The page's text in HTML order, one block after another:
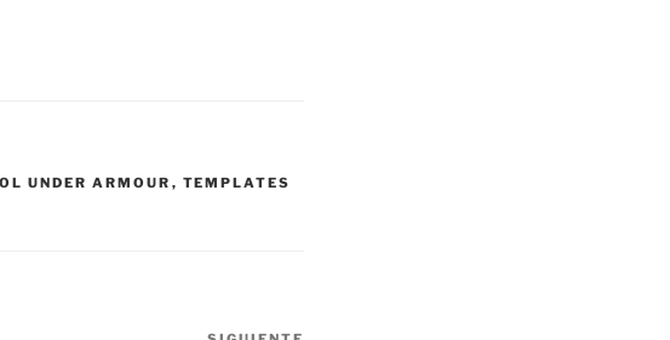
UNDER ARMOUR , TEMPLATES